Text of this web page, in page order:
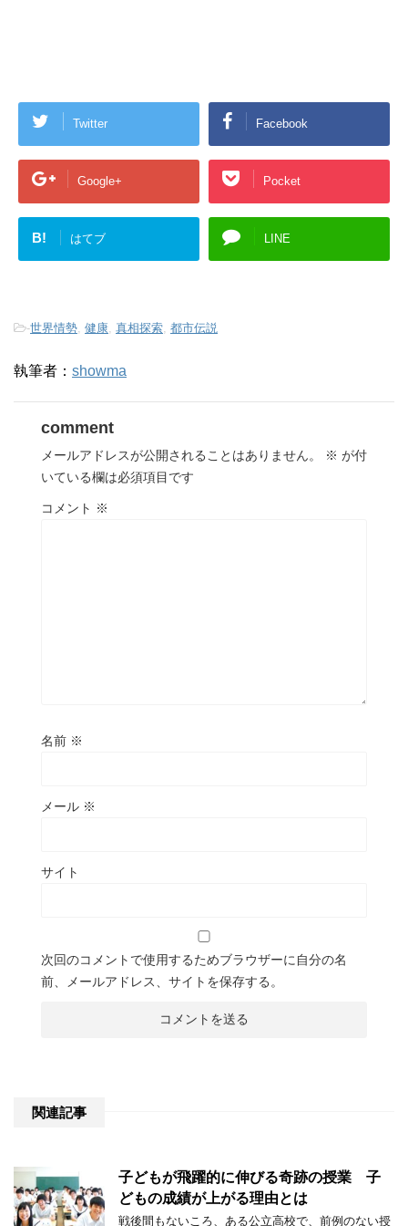
Twitter Facebook
Google+ Pocket
B! はてブ LINE
-世界情勢 健康 真相探索 都市伝説
執筆者： showma
comment
メールアドレスが公開されることはありません。 ※ が付
いている欄は必須項目です
コメント ※
名前 ※
メール ※
サイト
次回のコメントで使用するためブラウザーに自分の名
前、メールアドレス、サイトを保存する。
関連記事
子どもが飛躍的に伸びる奇跡の授業 子
どもの成績が上がる理由とは
戦後間もないころ、ある公立高校で、前例のない授